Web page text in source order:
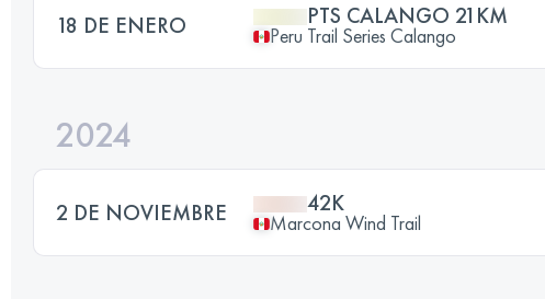
18 DE ENERO PTS CALANGO 21KM
Peru Trail Series Calango
2024
2 DE NOVIEMBRE 42K
Marcona Wind Trail